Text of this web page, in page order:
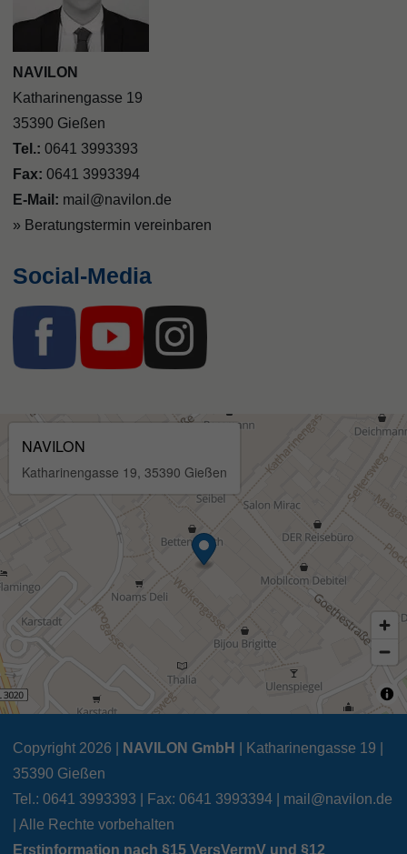
NAVILON
Katharinengasse 19
35390 Gießen
Tel.: 0641 3993393
Fax: 0641 3993394
E-Mail: mail@navilon.de
» Beratungstermin vereinbaren
Social-Media
Copyright 2026 | NAVILON GmbH
| Katharinengasse 19 |
35390 Gießen
Tel.: 0641 3993393 | Fax: 0641 3993394 | mail@navilon.de
| Alle Rechte vorbehalten
Erstinformation nach §15 VersVermV und §12